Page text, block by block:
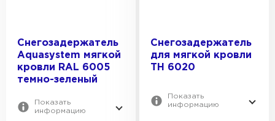
Снегозадержатель
Aquasystem мягкой
кровли RAL 6005
темно-зеленый
Показать
информацию
Снегозадержатель
для мягкой кровли
ТН 6020
Показать
информацию